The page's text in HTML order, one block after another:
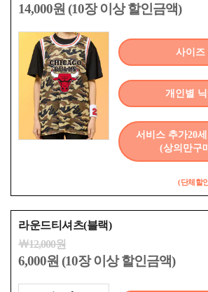
14,000원 (10장 이상 할인금액)
사이
개인별
서비스 추가20
(상의만구
(단체할
라운드티셔츠(블랙)
￦12,000원
6,000원 (10장 이상 할인금액)